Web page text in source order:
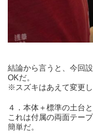
結論から言うと、今回
OKだ。
※スズキはあえて変更し
４．本体＋標準の土台
これは付属の両面テープ
簡単だ。